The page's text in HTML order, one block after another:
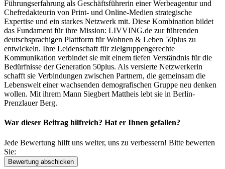
Führungserfahrung als Geschäftsführerin einer Werbeagentur und
Chefredakteurin von Print- und Online-Medien strategische
Expertise und ein starkes Netzwerk mit. Diese Kombination bildet
das Fundament für ihre Mission: LIVVING.de zur führenden
deutschsprachigen Plattform für Wohnen & Leben 50plus zu
entwickeln. Ihre Leidenschaft für zielgruppengerechte
Kommunikation verbindet sie mit einem tiefen Verständnis für die
Bedürfnisse der Generation 50plus. Als versierte Netzwerkerin
schafft sie Verbindungen zwischen Partnern, die gemeinsam die
Lebenswelt einer wachsenden demografischen Gruppe neu denken
wollen. Mit ihrem Mann Siegbert Mattheis lebt sie in Berlin-
Prenzlauer Berg.
War dieser Beitrag hilfreich? Hat er Ihnen gefallen?
Jede Bewertung hilft uns weiter, uns zu verbessern! Bitte bewerten
Sie: